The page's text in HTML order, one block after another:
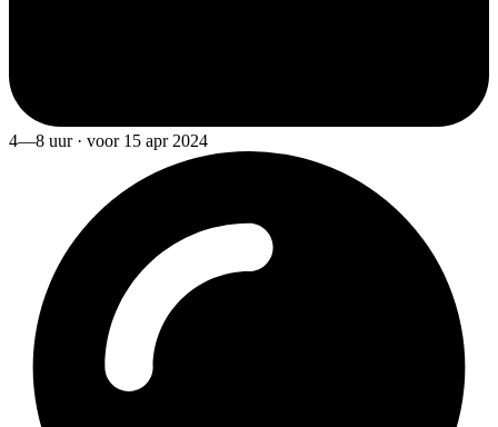
4—8 uur · voor 15 apr 2024